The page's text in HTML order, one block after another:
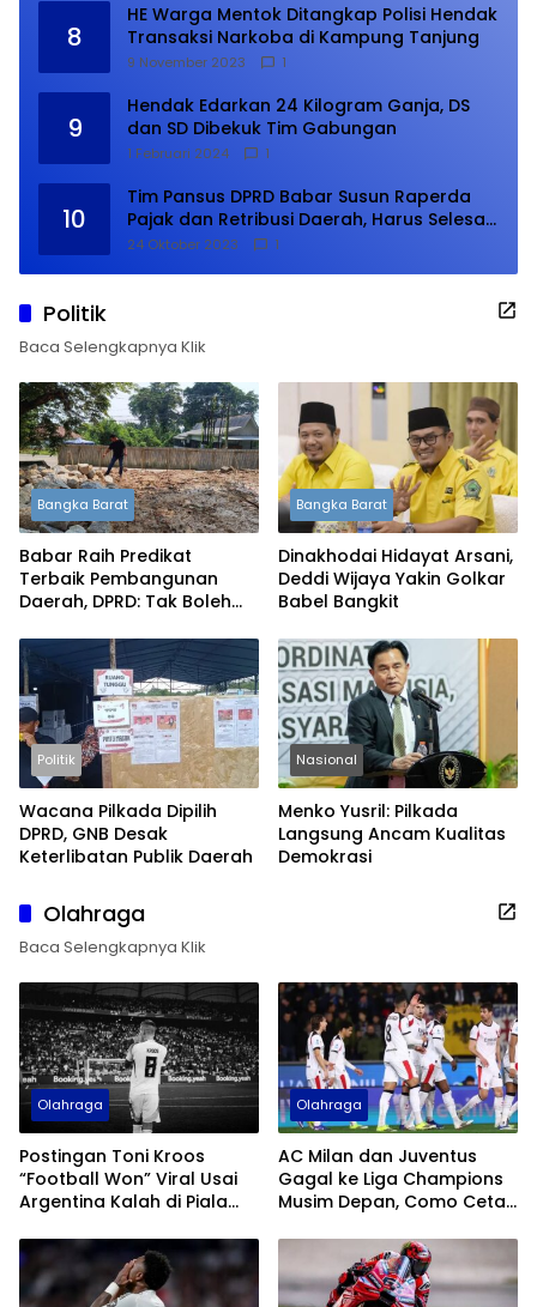
8
HE Warga Mentok Ditangkap Polisi Hendak
Transaksi Narkoba di Kampung Tanjung
9 November 2023 1
9
Hendak Edarkan 24 Kilogram Ganja, DS
dan SD Dibekuk Tim Gabungan
1 Februari 2024 1
10
Tim Pansus DPRD Babar Susun Raperda
Pajak dan Retribusi Daerah, Harus Selesai
Januari 2024
24 Oktober 2023 1
Politik
Baca Selengkapnya Klik
Bangka Barat
Babar Raih Predikat
Terbaik Pembangunan
Daerah, DPRD: Tak Boleh
Bangka Barat
Dinakhodai Hidayat Arsani,
Deddi Wijaya Yakin Golkar
Babel Bangkit
Politik
Wacana Pilkada Dipilih
DPRD, GNB Desak
Keterlibatan Publik Daerah
Nasional
Menko Yusril: Pilkada
Langsung Ancam Kualitas
Demokrasi
Olahraga
Baca Selengkapnya Klik
Olahraga
Postingan Toni Kroos
“Football Won” Viral Usai
Argentina Kalah di Piala
Olahraga
AC Milan dan Juventus
Gagal ke Liga Champions
Musim Depan, Como Cetak